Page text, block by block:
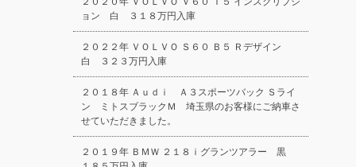
ョン 白 ３１８万円入庫
２０２２年 ＶＯＬＶＯ Ｓ６０ Ｂ５ Ｒデザイン
白 ３２３万円入庫
２０１８年 Ａｕｄｉ Ａ３スポーツバック Ｓライ
ン ミトスブラックＭ 埼玉県のお客様にご納車さ
せていただきました。
２０１９年 ＢＭＷ ２１８ｉグランツアラー 黒